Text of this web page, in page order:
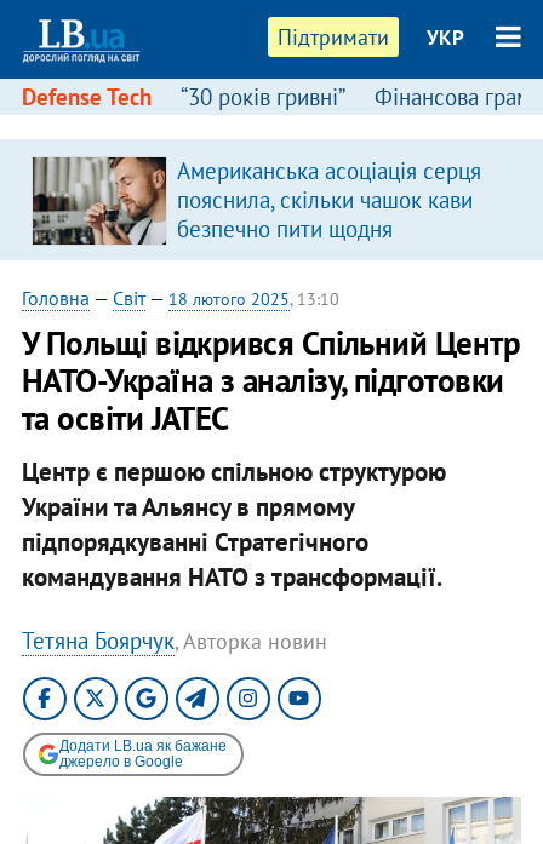
Підтримати УКР
Defense Tech “30 років гривні” Фінансова
Американська асоціація серця
пояснила, скільки чашок кави
безпечно пити щодня
Головна — Світ— 18 лютого 2025, 13:10
У Польщі відкрився Спільний Центр
НАТО-Україна з аналізу, підготовки
та освіти JATEC
Центр є першою спільною структурою
України та Альянсу в прямому
підпорядкуванні Стратегічного
командування НАТО з трансформації.
Тетяна Боярчук, Авторка новин
Додати LB.ua як бажане
джерело в Google